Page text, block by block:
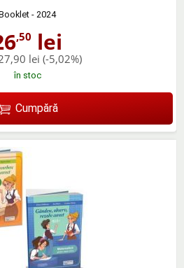
- 2024
,50 lei
lei (-5,02%)
în stoc
Cumpără